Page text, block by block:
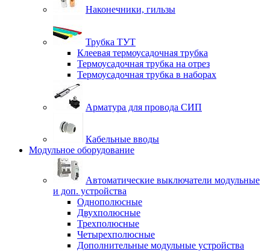
Наконечники, гильзы
Трубка ТУТ
Клеевая термоусадочная трубка
Термоусадочная трубка на отрез
Термоусадочная трубка в наборах
Арматура для провода СИП
Кабельные вводы
Модульное оборудование
Автоматические выключатели модульные
и доп. устройства
Однополюсные
Двухполюсные
Трехполюсные
Четырехполюсные
Дополнительные модульные устройства